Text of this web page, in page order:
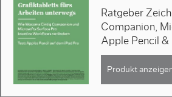
Ratgeber
Companion,
Apple Pencil &
Produkt